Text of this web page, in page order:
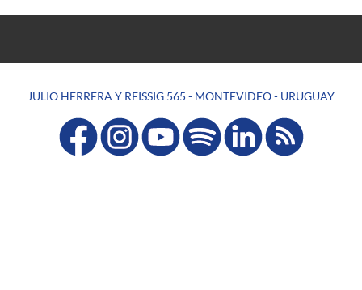
JULIO HERRERA Y REISSIG 565 - MONTEVIDEO - URUGUAY